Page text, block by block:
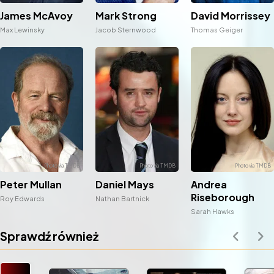
James McAvoy
Max Lewinsky
Mark Strong
Jacob Sternwood
David Morrissey
Thomas Geiger
Peter Mullan
Roy Edwards
Daniel Mays
Nathan Bartnick
Andrea
Riseborough
Sarah Hawks
Sprawdź również